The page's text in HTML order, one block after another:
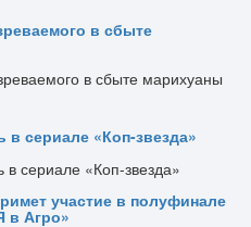
в сбыте
в сериале «Коп-звезда»
участие в полуфинале
в Агро»